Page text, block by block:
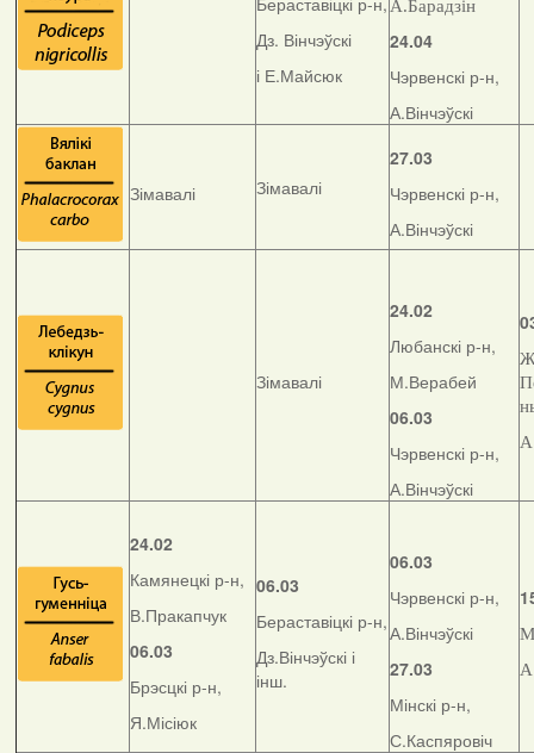
Дз. Вінчэўскі
і Е.Майсюк
А.Барадзін
24.04
Чэрвенскі р-н,
А.Вінчэўскі
Зімавалі Зімавалі
27.03
Чэрвенскі р-н,
А.Вінчэўскі
Зімавалі
24.02
Любанскі р-н,
М.Верабей
06.03
Чэрвенскі р-н,
А.Вінчэўскі
24.02
Камянецкі р-н,
В.Пракапчук
06.03
Брэсцкі р-н,
Я.Місіюк
06.03
Бераставіцкі р-н,
Дз.Вінчэўскі і
інш.
06.03
Чэрвенскі р-н,
А.Вінчэўскі
27.03
Мінскі р-н,
С.Каспяровіч